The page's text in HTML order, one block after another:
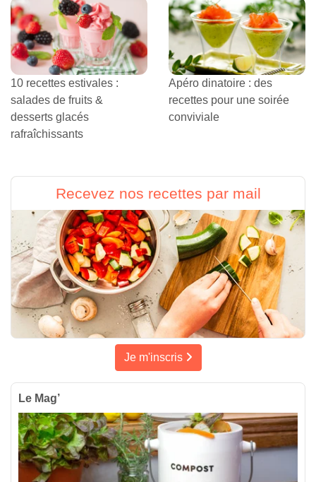
10 recettes estivales :
salades de fruits &
desserts glacés
rafraîchissants
Apéro dinatoire : des
recettes pour une soirée
conviviale
Recevez nos recettes par mail
Je m'inscris
Le Mag’